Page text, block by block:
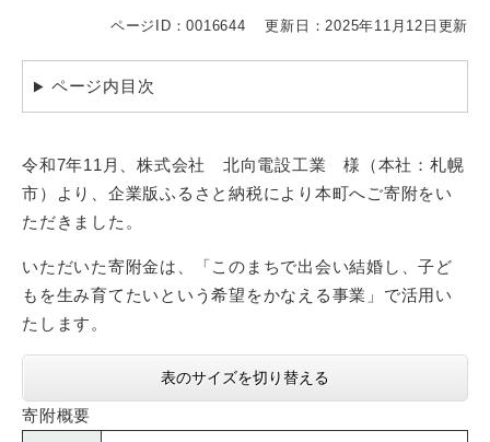
ページID：0016644 更新日：2025年11月12日更新
ページ内目次
令和7年11月、株式会社 北向電設工業 様（本社：札幌
市）より、企業版ふるさと納税により本町へご寄附をい
ただきました。
いただいた寄附金は、「このまちで出会い結婚し、子ど
もを生み育てたいという希望をかなえる事業」で活用い
たします。
表のサイズを切り替える
寄附概要